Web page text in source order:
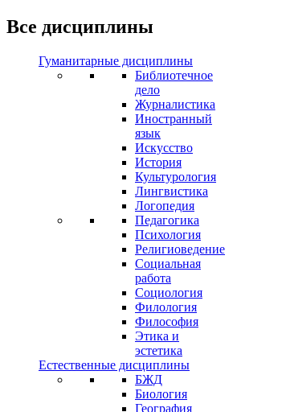
Все дисциплины
Гуманитарные дисциплины
Библиотечное
дело
Журналистика
Иностранный
язык
Искусство
История
Культурология
Лингвистика
Логопедия
Педагогика
Психология
Религиоведение
Социальная
работа
Социология
Филология
Философия
Этика и
эстетика
Естественные дисциплины
БЖД
Биология
География